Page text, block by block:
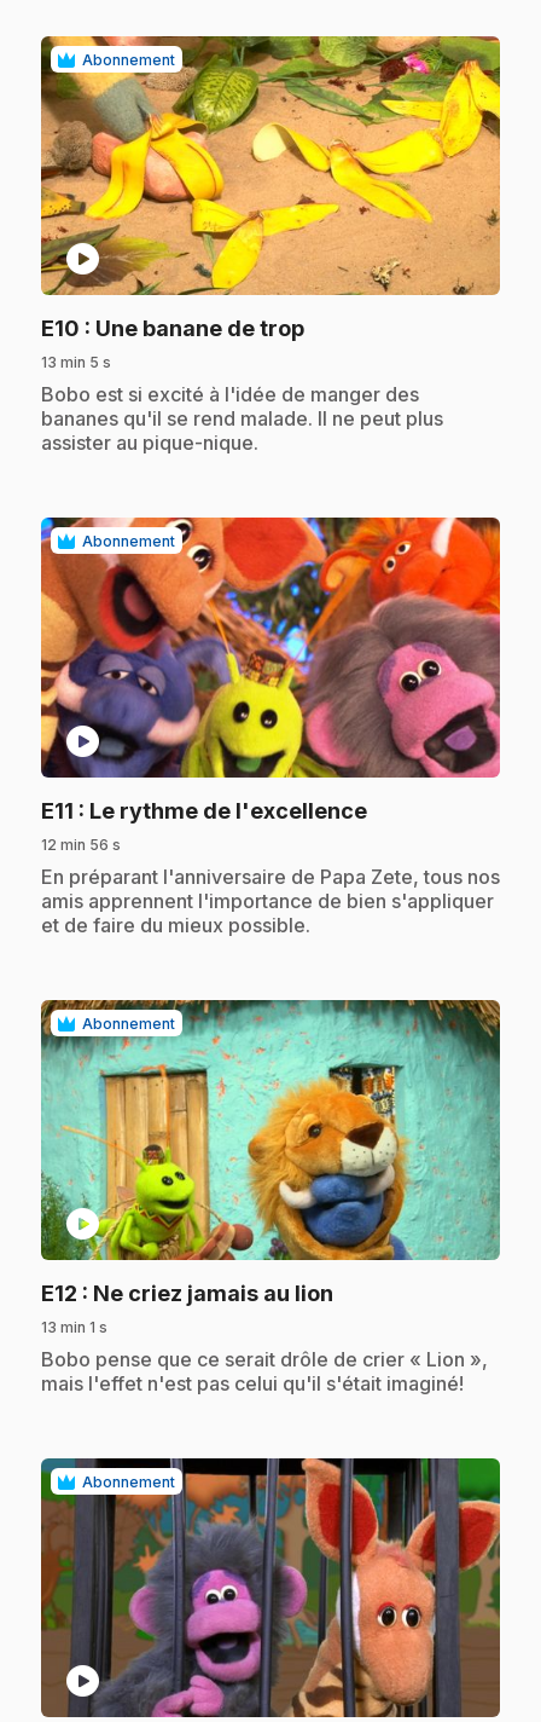
Abonnement
play_circle
E10 : Une banane de trop.
13 min 5 s
.Bobo est si excité à l'idée de manger des
bananes qu'il se rend malade. Il ne peut plus
assister au pique-nique.
Abonnement
play_circle
E11 : Le rythme de l'excellence.
12 min 56 s
.En préparant l'anniversaire de Papa Zete, tous nos
amis apprennent l'importance de bien s'appliquer
et de faire du mieux possible.
Abonnement
play_circle
E12 : Ne criez jamais au lion
13 min 1 s
.Bobo pense que ce serait drôle de crier « Lion »,
mais l'effet n'est pas celui qu'il s'était imaginé!
Abonnement
play_circle